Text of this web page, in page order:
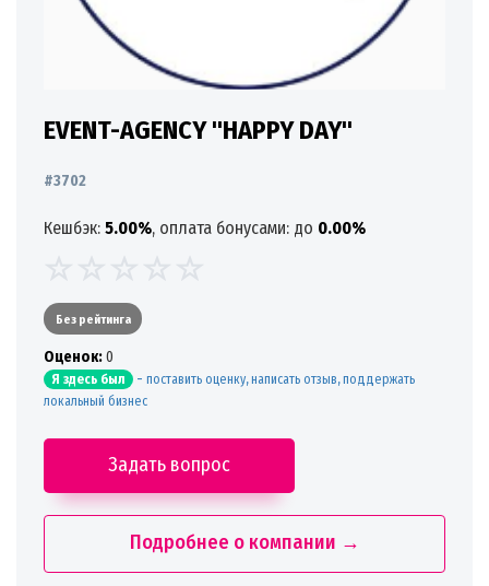
EVENT-AGENCY "HAPPY DAY"
#3702
Кешбэк: 5.00%, оплата бонусами: до 0.00%
Без рейтинга
Oценок:0
Я здесь был - поставить оценку, написать отзыв, поддержать
локальный бизнес
Задать вопрос
Подробнее о компании →